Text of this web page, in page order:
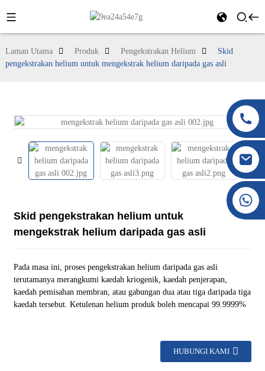
+86 138 8076 0589
Laman Utama Produk Pengekstrakan Helium
Skid
pengekstrakan helium untuk mengekstrak helium daripada gas asli
Skid pengekstrakan helium untuk
mengekstrak helium daripada gas asli
Pada masa ini, proses pengekstrakan helium daripada gas asli
terutamanya merangkumi kaedah kriogenik, kaedah penjerapan,
kaedah pemisahan membran, atau gabungan dua atau tiga daripada tiga
kaedah tersebut. Ketulenan helium produk boleh mencapai 99.9999%
HUBUNGI KAMI